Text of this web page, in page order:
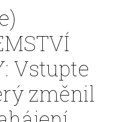
Vstupte
změnil